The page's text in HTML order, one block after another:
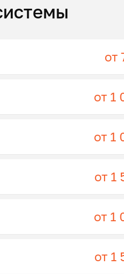
от
от 1
от 1
от 1
от 1
от 1